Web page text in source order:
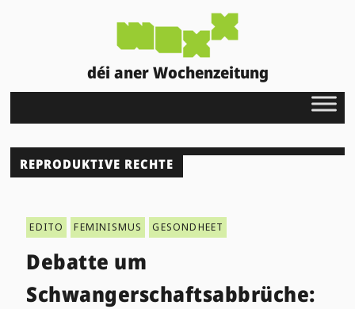
déi aner Wochenzeitung
REPRODUKTIVE RECHTE
EDITO FEMINISMUS GESONDHEET
Debatte um
Schwangerschaftsabbrüche: